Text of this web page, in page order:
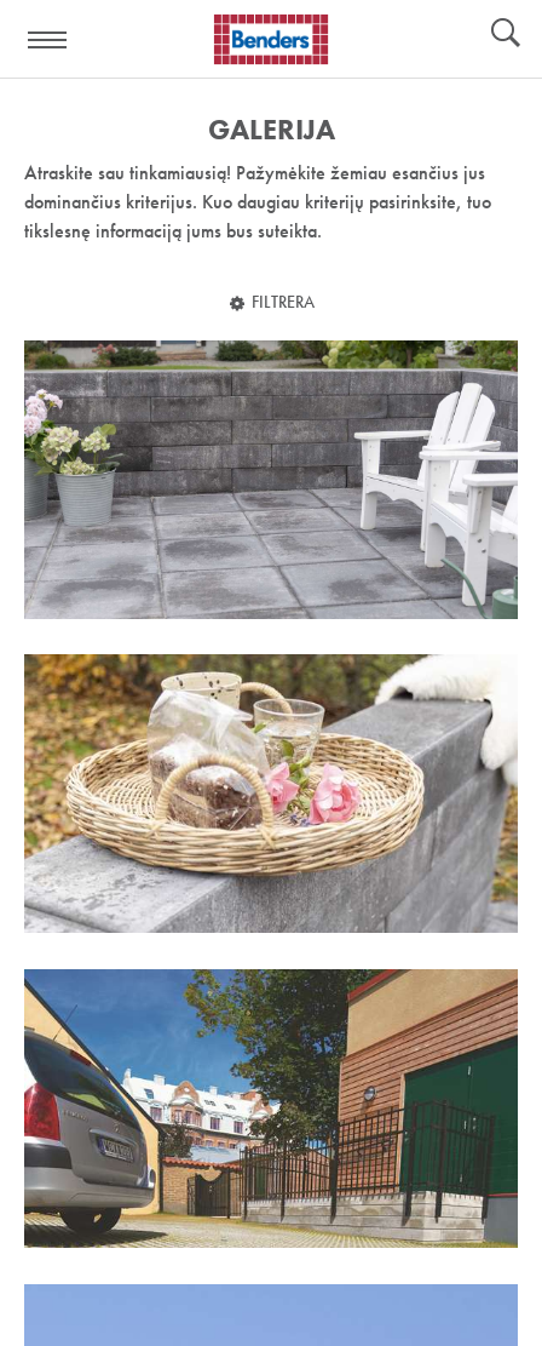
nuoroda:
GALERIJA
Atraskite sau tinkamiausią! Pažymėkite žemiau esančius jus
dominančius kriterijus. Kuo daugiau kriterijų pasirinksite, tuo
tikslesnę informaciją jums bus suteikta.
FILTRERA